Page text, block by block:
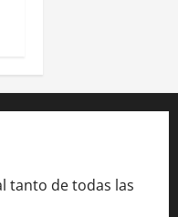
tanto de todas las